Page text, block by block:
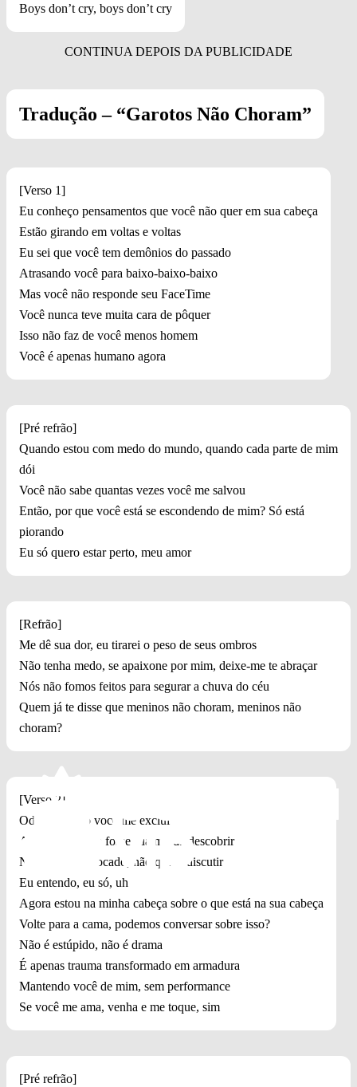
Boys don’t cry, boys don’t cry
Tradução – “Garotos Não Choram”
[Verso 1]
Eu conheço pensamentos que você não quer em sua cabeça
Estão girando em voltas e voltas
Eu sei que você tem demônios do passado
Atrasando você para baixo-baixo-baixo
Mas você não responde seu FaceTime
Você nunca teve muita cara de pôquer
Isso não faz de você menos homem
Você é apenas humano agora
[Pré refrão]
Quando estou com medo do mundo, quando cada parte de mim
dói
Você não sabe quantas vezes você me salvou
Então, por que você está se escondendo de mim? Só está
piorando
Eu só quero estar perto, meu amor
[Refrão]
Me dê sua dor, eu tirarei o peso de seus ombros
Não tenha medo, se apaixone por mim, deixe-me te abraçar
Nós não fomos feitos para segurar a chuva do céu
Quem já te disse que meninos não choram, meninos não
choram?
[Verso 2]
Odeio quando você me exclui
Agindo como se fosse sua merda descobrir
Não quero ser tocado, não quero discutir
Eu entendo, eu só, uh
Agora estou na minha cabeça sobre o que está na sua cabeça
Volte para a cama, podemos conversar sobre isso?
Não é estúpido, não é drama
É apenas trauma transformado em armadura
Mantendo você de mim, sem performance
Se você me ama, venha e me toque, sim
[Pré refrão]